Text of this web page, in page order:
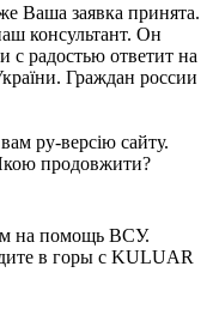
Ваша заявка принята.
консультант. Он
с радостью ответит на
Граждан россии
ру-версію сайту.
продовжити?
на помощь ВСУ.
в горы с KULUAR